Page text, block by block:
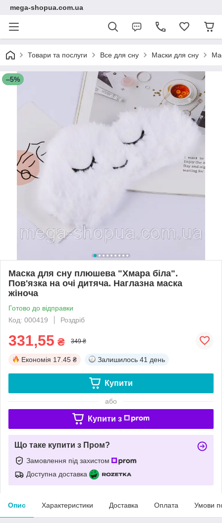
mega-shopua.com.ua
Товари та послуги Все для сну Маски для сну
–5%
Маска для сну плюшева "Хмара біла".
Пов'язка на очі дитяча. Наглазна маска
жіноча
Готово до відправки
Код: 000419
Роздріб
331,55 ₴ 349 ₴
Економія 17.45 ₴ Залишилось 41 день
Купити
або
Купити з
Що таке купити з Пром?
Замовлення під захистом
Доступна доставка
Опис Характеристики Доставка Оплата Умови